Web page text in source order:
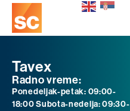
Tavex
Radno vreme:
Ponedeljak-petak: 09:00-
18:00 Subota-nedelja: 09:30-